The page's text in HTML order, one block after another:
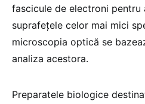
fascicule de electroni
suprafețele celor mai mici
microscopia optică se
analiza acestora.
Preparatele biologice